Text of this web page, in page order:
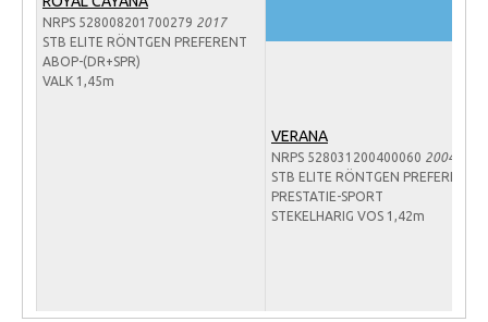
Fokkerij informatie
Fokprogramma's en registratie
Informatie veulen registratie
NRPS 528008201700279 2017
STB ELITE RÖNTGEN PREFERENT
ABOP-(DR+SPR)
VALK 1,45m
VERANA
NRPS 528031200400060 2004
STB ELITE RÖNTGEN PREFERENT
PRESTATIE-SPORT
STEKELHARIG VOS 1,42m